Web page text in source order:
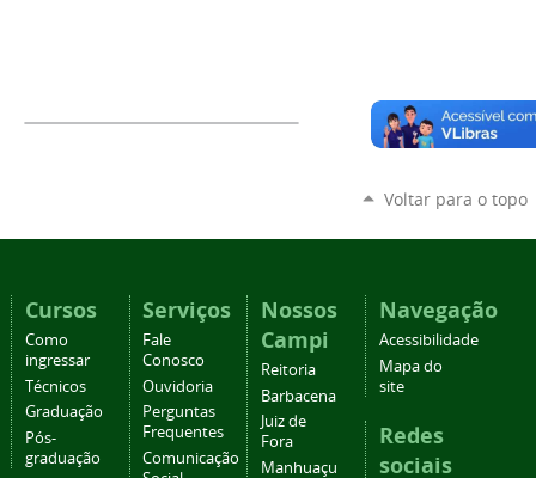
Voltar para o topo
Cursos
Como
ingressar
Técnicos
Graduação
Pós-
graduação
Serviços
Fale
Conosco
Ouvidoria
Perguntas
Frequentes
Comunicação
Nossos
Campi
Reitoria
Barbacena
Juiz de
Fora
Manhuaçu
Navegação
Acessibilidade
Mapa do
site
Redes
sociais